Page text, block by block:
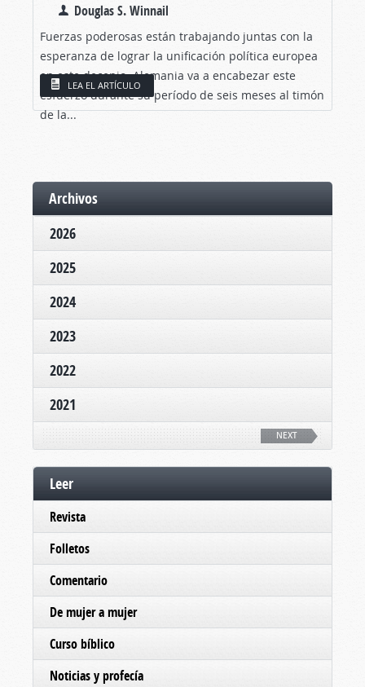
Douglas S. Winnail
Fuerzas poderosas están trabajando juntas con la
esperanza de lograr la unificación política europea
en este decenio. Alemania va a encabezar este
esfuerzo durante su período de seis meses al timón
de la...
LEA EL ARTÍCULO
Archivos
2026
2025
2024
2023
2022
2021
NEXT
Leer
Revista
Folletos
Comentario
De mujer a mujer
Curso bíblico
Noticias y profecía